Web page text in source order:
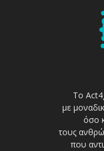
Το
με
όσο
τους
που